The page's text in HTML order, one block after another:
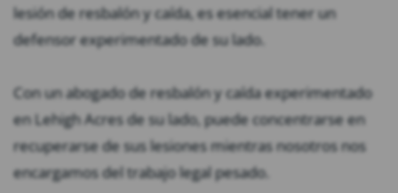
lesión de resbalón y caída, es esencial tener un
defensor experimentado de su lado.
Con un abogado de resbalón y caída experimentado
en Lehigh Acres de su lado, puede concentrarse en
recuperarse de sus lesiones mientras nosotros nos
encargamos del trabajo legal pesado.